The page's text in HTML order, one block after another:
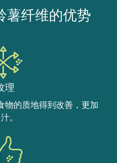
薯纤维的优势
理
物的质地得到改善，更加
。